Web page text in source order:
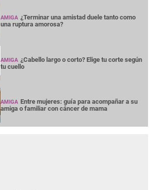
AMIGA ¿Terminar una amistad duele tanto como
una ruptura amorosa?
AMIGA ¿Cabello largo o corto? Elige tu corte según
tu cuello
AMIGA Entre mujeres: guía para acompañar a su
amiga o familiar con cáncer de mama